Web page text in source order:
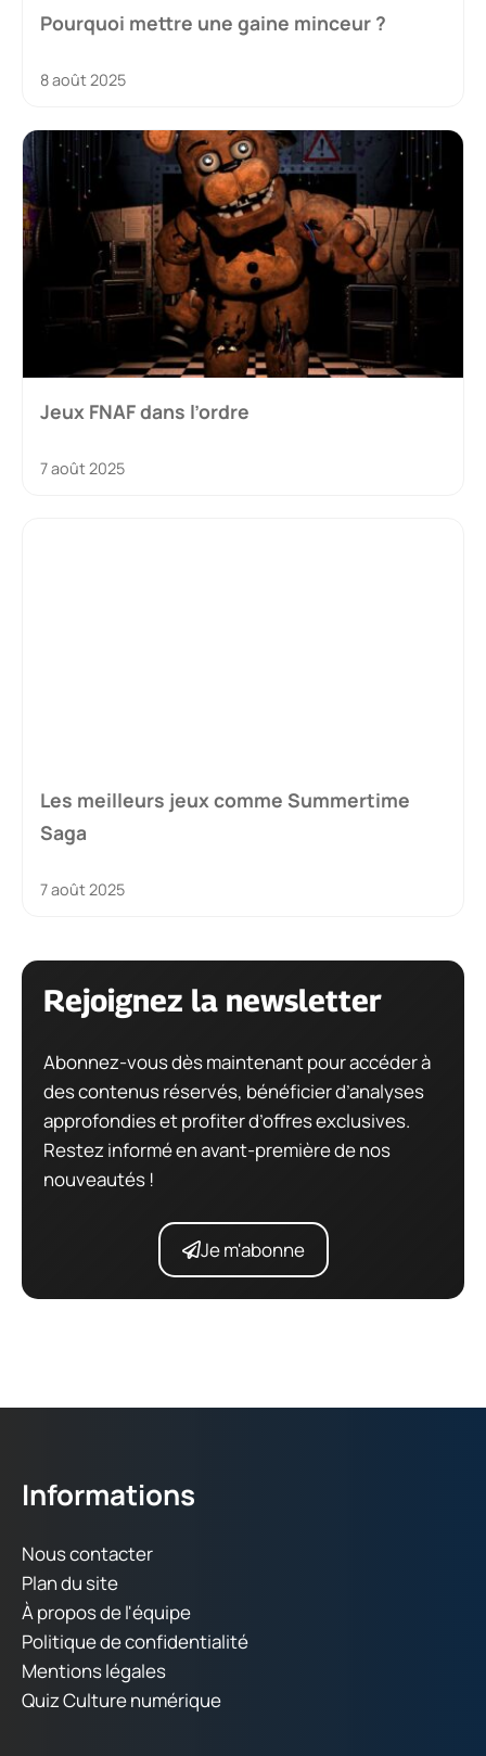
Pourquoi mettre une gaine minceur ?
8 août 2025
Jeux FNAF dans l’ordre
7 août 2025
Les meilleurs jeux comme Summertime
Saga
7 août 2025
Rejoignez la newsletter
Abonnez-vous dès maintenant pour accéder à
des contenus réservés, bénéficier d’analyses
approfondies et profiter d’offres exclusives.
Restez informé en avant-première de nos
nouveautés !
Je m'abonne
Informations
Nous contacter
Plan du site
À propos de l'équipe
Politique de confidentialité
Mentions légales
Quiz Culture numérique